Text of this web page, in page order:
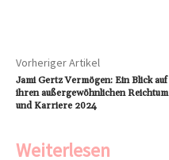
Vorheriger Artikel
Jami Gertz Vermögen: Ein Blick auf
ihren außergewöhnlichen Reichtum
und Karriere 2024
Weiterlesen